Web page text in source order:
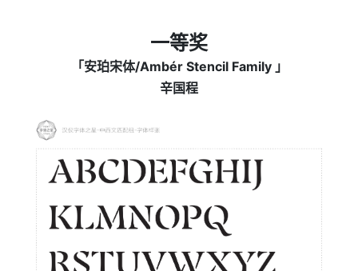
一等奖
「安珀宋体/Ambér Stencil Family 」
辛国程